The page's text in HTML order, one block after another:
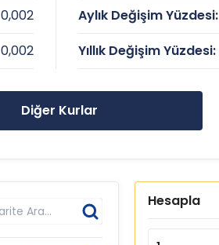
0,002
0,002
Aylık Değişim Yüzdesi:
Yıllık Değişim Yüzdesi:
Diğer Kurlar
Hesapla